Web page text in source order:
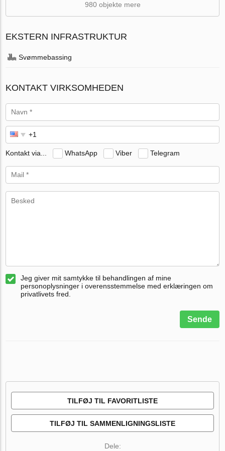
980 objekte mere
EKSTERN INFRASTRUKTUR
Svømmebassing
KONTAKT VIRKSOMHEDEN
Kontakt via... WhatsApp Viber Telegram
Jeg giver mit samtykke til behandlingen af mine
personoplysninger i overensstemmelse med erklæringen om
privatlivets fred.
Sende
TILFØJ TIL FAVORITLISTE
TILFØJ TIL SAMMENLIGNINGSLISTE
Dele: